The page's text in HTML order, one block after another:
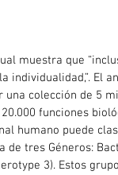
muestra que
individualidad,”. El
colección de 5
funciones
humano puede
de tres Géneros:
3). Estos